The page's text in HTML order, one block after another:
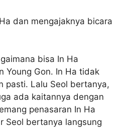
dan mengajaknya bicara
bisa In Ha
Young Gon. In Ha tidak
pasti. Lalu Seol bertanya,
ada kaitannya dengan
penasaran In Ha
Seol bertanya langsung